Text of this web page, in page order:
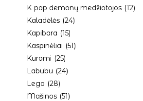
K-pop demonų medžiotojos (12)
Kaladėlės (24)
Kapibara (15)
Kaspinėliai (51)
Kuromi (25)
Labubu (24)
Lego (28)
Mašinos (51)